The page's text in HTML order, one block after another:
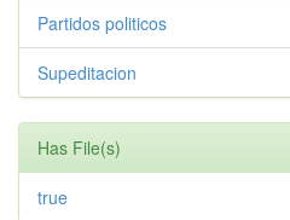
Partidos politicos
Supeditacion
Has File(s)
true